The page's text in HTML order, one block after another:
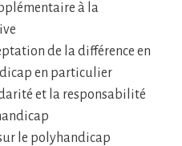
à la
de la différence en
en particulier
et la responsabilité
le polyhandicap